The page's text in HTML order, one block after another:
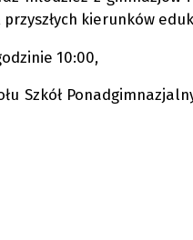
kierunków
10:00,
Szkół